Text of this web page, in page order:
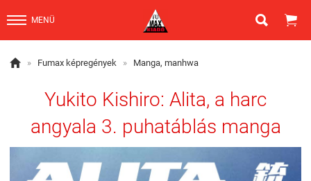
MENÜ  
 » Fumax képregények » Manga, manhwa
Yukito Kishiro: Alita, a harc
angyala 3. puhatáblás manga